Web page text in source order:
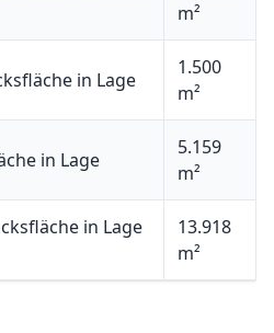
m²
in Lage
1.500
m²
in Lage
5.159
m²
in Lage
13.918
m²